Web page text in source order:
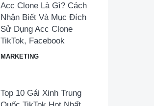
Acc Clone Là Gì? Cách
Nhận Biết Và Mục Đích
Sử Dụng Acc Clone
TikTok, Facebook
MARKETING
Top 10 Gái Xinh Trung